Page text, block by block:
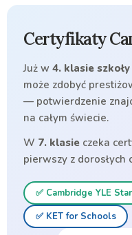
Certyfikaty
Już w 4. klasie
może zdobyć
— potwierdzenie
na całym świecie.
W 7. klasie czeka
pierwszy z
✅ Cambridge YLE
✅ KET for Schools